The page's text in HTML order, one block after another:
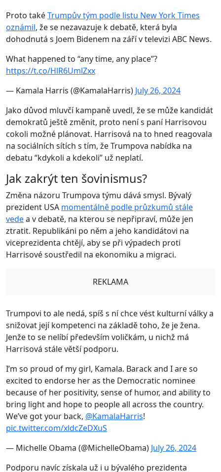
Proto takéTrumpův tým podle listu New York Times
oznámil, že se nezavazuje k debatě, která byla
dohodnutá s Joem Bidenem na září v televizi ABC News.
What happened to “any time, any place”?
https://t.co/HlR6UmlZxx
— Kamala Harris (@KamalaHarris) July 26, 2024
Jako důvod mluvčí kampaně uvedl, že se může kandidát
demokratů ještě změnit, proto není s paní Harrisovou
cokoli možné plánovat. Harrisová na to hned reagovala
na sociálních sítích s tím, že Trumpova nabídka na
debatu “kdykoli a kdekoli” už neplatí.
Jak zakrýt ten šovinismus?
Změna názoru Trumpova týmu dává smysl. Bývalý
prezident USA momentálně podle průzkumů stále
vedea v debatě, na kterou se nepřipraví, může jen
ztratit. Republikáni po něm a jeho kandidátovi na
viceprezidenta chtějí, aby se při výpadech proti
Harrisové soustředil na ekonomiku a migraci.
REKLAMA
Trumpovi to ale nedá, spíš s ní chce vést kulturní války a
snižovat její kompetenci na základě toho, že je žena.
Jenže to se nelíbí především voličkám, u nichž má
Harrisová stále větší podporu.
I’m so proud of my girl, Kamala. Barack and I are so
excited to endorse her as the Democratic nominee
because of her positivity, sense of humor, and ability to
bring light and hope to people all across the country.
We’ve got your back, @KamalaHarris!
pic.twitter.com/xldcZeDXuS
— Michelle Obama (@MichelleObama) July 26, 2024
Podporu navíc získala už i u bývalého prezidenta